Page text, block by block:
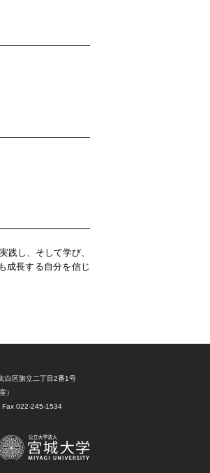
践し、そして学び、
成長する自分を信じ
白区旗立二丁目2番1号
）
Fax 022-245-1534